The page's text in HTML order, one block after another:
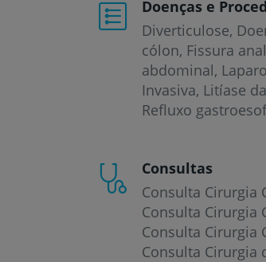
Doenças e
Diverticulose
cólon Fissura anal
abdominal
Invasiva Litíase
Refluxo
Consultas
Consulta Cirurgia
Consulta Cirurgia
Consulta Cirurgia
Consulta Cirurgia